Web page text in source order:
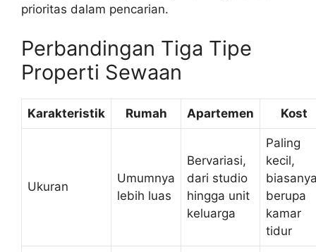
prioritas dalam pencarian.
Perbandingan Tiga Tipe
Properti Sewaan
Karakteristik Rumah Apartemen Kost
Ukuran
Umumnya
lebih luas
Bervariasi,
dari studio
hingga unit
keluarga
Paling
kecil,
berupa
kamar
tidur